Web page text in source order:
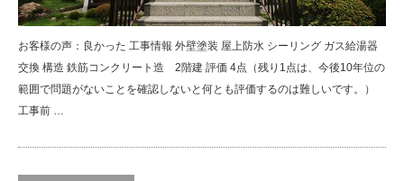
お客様の声：良かった 工事情報 外壁塗装 屋上防水 シーリング ガス給湯器
交換 構造 鉄筋コンクリート造 2階建 評価 4点（残り1点は、今後10年位の
範囲で問題がないことを確認しないと何とも評価するのは難しいです。）
工事前 …